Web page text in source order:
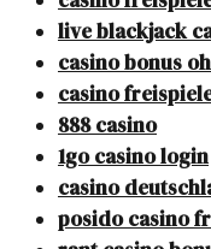
live blackjack
casino bonus
casino
888 casino
1go casino login
casino
posido casino